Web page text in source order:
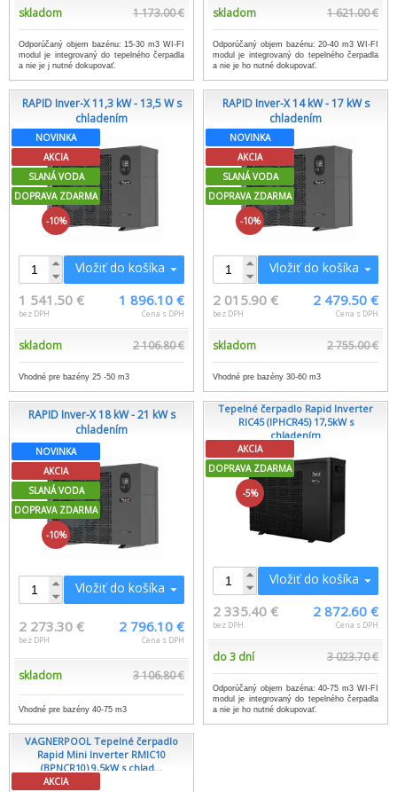
skladom 1 173.00 €
Odporúčaný objem bazénu: 15-30 m3 WI-FI
modul je integrovaný do tepelného čerpadla
a nie je j nutné dokupovať.
skladom 1 621.00 €
Odporúčaný objem bazénu: 20-40 m3 WI-FI
modul je integrovaný do tepelného čerpadla
a nie je ho nutné dokupovať.
RAPID Inver-X 11,3 kW - 13,5 W s
chladením
NOVINKA
AKCIA
SLANÁ VODA
DOPRAVA ZDARMA
-10%
Vložiť do košíka
1 541.50 €
bez DPH
1 896.10 €
Cena s DPH
skladom 2 106.80 €
Vhodné pre bazény 25 -50 m3
RAPID Inver-X 14 kW - 17 kW s
chladením
NOVINKA
AKCIA
SLANÁ VODA
DOPRAVA ZDARMA
-10%
Vložiť do košíka
2 015.90 €
bez DPH
2 479.50 €
Cena s DPH
skladom 2 755.00 €
Vhodné pre bazény 30-60 m3
RAPID Inver-X 18 kW - 21 kW s
chladením
NOVINKA
AKCIA
SLANÁ VODA
DOPRAVA ZDARMA
-10%
Vložiť do košíka
2 273.30 €
bez DPH
2 796.10 €
Cena s DPH
skladom 3 106.80 €
Vhodné pre bazény 40-75 m3
Tepelné čerpadlo Rapid Inverter
RIC45 (IPHCR45) 17,5kW s
chladením
AKCIA
DOPRAVA ZDARMA
-5%
Vložiť do košíka
2 335.40 €
bez DPH
2 872.60 €
Cena s DPH
do 3 dní 3 023.70 €
Odporúčaný objem bazéna: 40-75 m3 WI-FI
modul je integrovaný do tepelného čerpadla
a nie je ho nutné dokupovať.
VAGNERPOOL Tepelné čerpadlo
Rapid Mini Inverter RMIC10
(BPNCR10) 9,5kW s chlad...
AKCIA